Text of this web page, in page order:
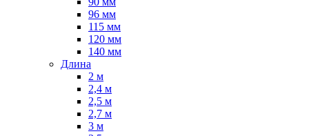
96 мм
115 мм
120 мм
140 мм
Длина
2 м
2,4 м
2,5 м
2,7 м
3 м